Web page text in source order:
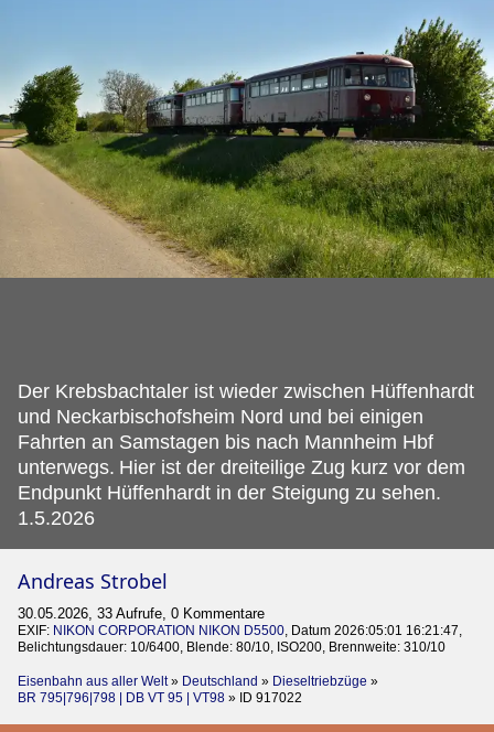
Der Krebsbachtaler ist wieder zwischen Hüffenhardt
und Neckarbischofsheim Nord und bei einigen
Fahrten an Samstagen bis nach Mannheim Hbf
unterwegs. Hier ist der dreiteilige Zug kurz vor dem
Endpunkt Hüffenhardt in der Steigung zu sehen.
1.5.2026
Andreas Strobel
30.05.2026, 33 Aufrufe, 0 Kommentare
EXIF: NIKON CORPORATION NIKON D5500, Datum 2026:05:01 16:21:47,
Belichtungsdauer: 10/6400, Blende: 80/10, ISO200, Brennweite: 310/10
Eisenbahn aus aller Welt» Deutschland » Dieseltriebzüge »
BR 795|796|798 | DB VT 95 | VT98 » ID 917022